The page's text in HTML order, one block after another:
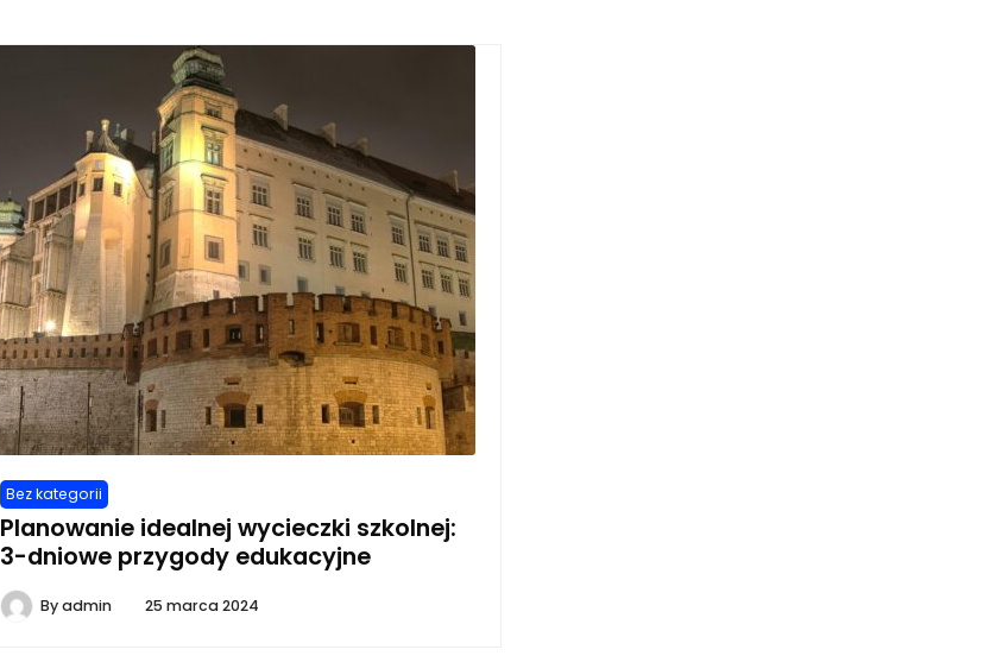
Bez kategorii
Planowanie idealnej wycieczki szkolnej:
3-dniowe przygody edukacyjne
Byadmin 25 marca 2024